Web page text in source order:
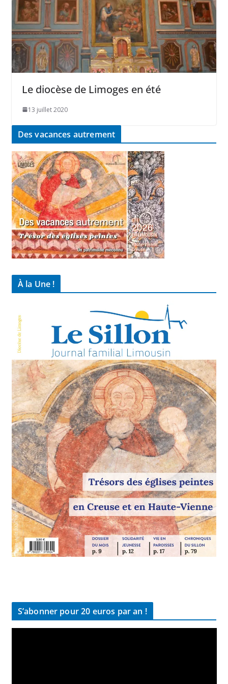
Le diocèse de Limoges en été
13 juillet 2020
Des vacances autrement
À la Une !
S’abonner pour 20 euros par an !